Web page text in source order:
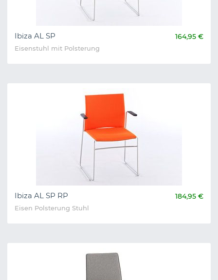
Ibiza AL SP 164,95 €
Eisenstuhl mit Polsterung
Ibiza AL SP RP 184,95 €
Eisen Polsterung Stuhl